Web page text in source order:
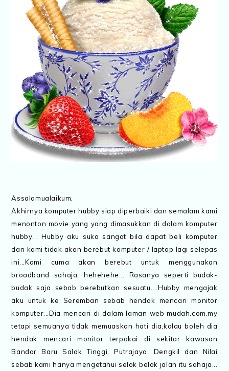
Assalamualaikum,
Akhirnya komputer hubby siap diperbaiki dan semalam kami
menonton movie yang yang dimasukkan di dalam komputer
hubby... Hubby aku suka sangat bila dapat beli komputer
dan kami tidak akan berebut komputer / laptop lagi selepas
ini...Kami cuma akan berebut untuk menggunakan
broadband sahaja, hehehehe... Rasanya seperti budak-
budak saja sebab berebutkan sesuatu....Hubby mengajak
aku untuk ke Seremban sebab hendak mencari monitor
komputer...Dia mencari di dalam laman web mudah.com.my
tetapi semuanya tidak memuaskan hati dia,kalau boleh dia
hendak mencari monitor terpakai di sekitar kawasan
Bandar Baru Salak Tinggi, Putrajaya, Dengkil dan Nilai
sebab kami hanya mengetahui selok belok jalan itu sahaja...